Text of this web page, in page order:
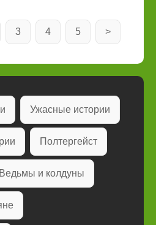
3 4 5 >
Ужасные истории
Полтергейст
Ведьмы и колдуны